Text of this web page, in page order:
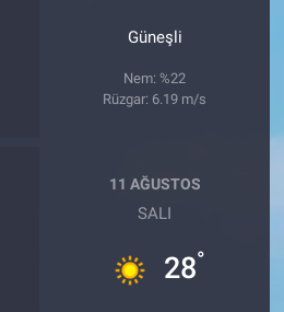
Güneşli
Nem: %22
Rüzgar: 6.19 m/s
11 AĞUSTOS
SALI
28°